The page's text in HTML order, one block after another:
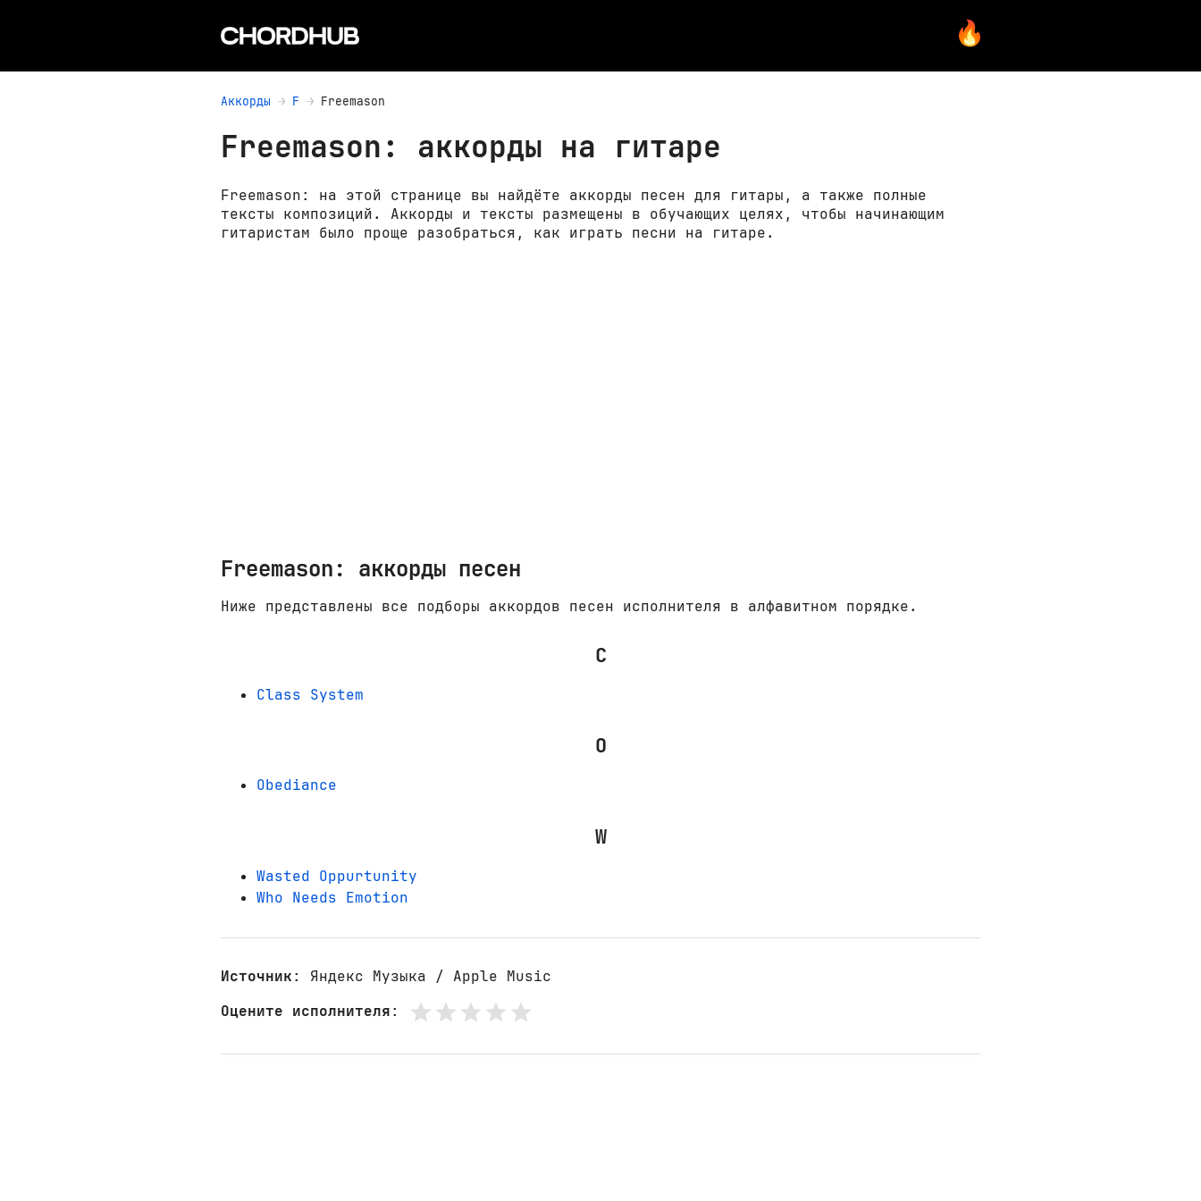
Аккорды F Freemason
Freemason: аккорды на гитаре
Freemason: на этой странице вы найдёте аккорды песен для гитары, а также полные
тексты композиций. Аккорды и тексты размещены в обучающих целях, чтобы начинающим
гитаристам было проще разобраться, как играть песни на гитаре.
Freemason: аккорды песен
Ниже представлены все подборы аккордов песен исполнителя в алфавитном порядке.
C
Class System
O
Obediance
W
Wasted Oppurtunity
Who Needs Emotion
Источник: Яндекс Музыка / Apple Music
Оцените исполнителя: